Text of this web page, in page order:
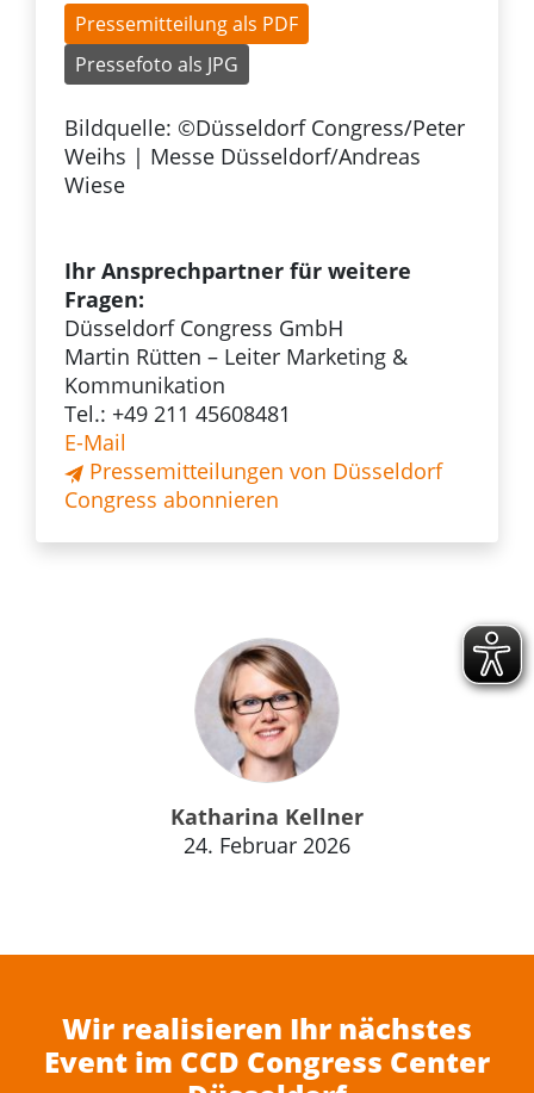
Pressemitteilung als PDF
Pressefoto als JPG
Bildquelle: ©Düsseldorf Congress/Peter
Weihs | Messe Düsseldorf/Andreas
Wiese
Ihr Ansprechpartner für weitere
Fragen:
Düsseldorf Congress GmbH
Martin Rütten – Leiter Marketing &
Kommunikation
Tel.: +49 211 45608481
E-Mail
Pressemitteilungen von Düsseldorf
Congress abonnieren
Katharina Kellner
24. Februar 2026
Wir realisieren Ihr nächstes
Event im CCD Congress Center